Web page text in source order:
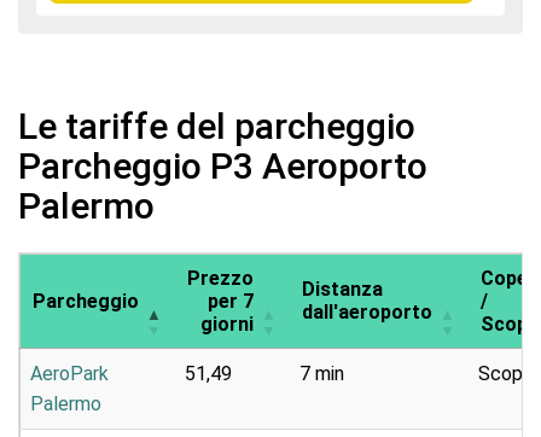
Le tariffe del parcheggio
Parcheggio P3 Aeroporto
Palermo
Parcheggio
Prezzo
per 7
giorni
Distanza
dall'aeroporto
/
AeroPark
Palermo
51,49 7 min